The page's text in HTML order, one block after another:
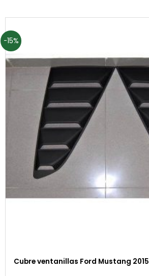
-15%
Cubre ventanillas Ford Mustang